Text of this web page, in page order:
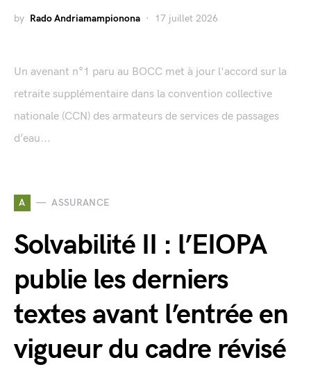
by Rado Andriamampionona 17 juillet 2026
Un avenant n°1 paru au BOCC met à jour l'accord sur la
retraite supplémentaire dans la convention collective
nationale (CCN) des armateurs de services de passages
d’eau...
A ASSURANCE
Solvabilité II : l’EIOPA
publie les derniers
textes avant l’entrée en
vigueur du cadre révisé